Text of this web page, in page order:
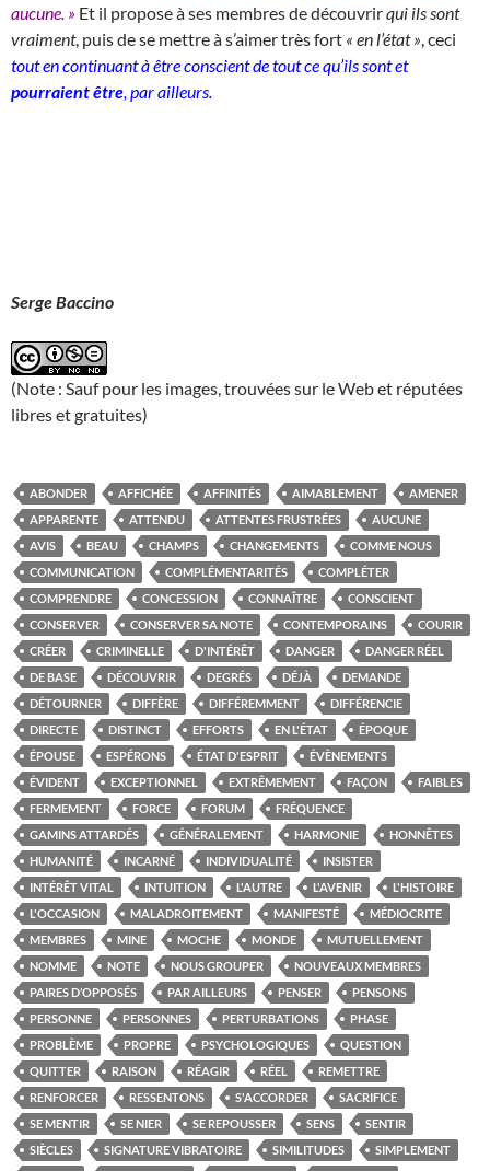
aucune. » Et il propose à ses membres de découvrirqui ils sont
vraiment, puis de se mettre à s’aimer très fort « en l’état » , ceci
tout en continuant à être conscient de tout ce qu’ils sont et
pourraient être , par ailleurs.
Serge Baccino
(Note : Sauf pour les images, trouvées sur le Web et réputées
libres et gratuites)
ABONDER AFFICHÉE AFFINITÉS AIMABLEMENT
AMENER
APPARENTE
ATTENDU ATTENTES FRUSTRÉES
AUCUNE
AVIS
BEAU CHAMPS CHANGEMENTS
COMME NOUS
COMMUNICATION
COMPLÉMENTARITÉS
COMPLÉTER
COMPRENDRE
CONCESSION CONNAÎTRE
CONSCIENT
CONSERVER
CONSERVER SA NOTE CONTEMPORAINS
COURIR
CRÉER
CRIMINELLE D'INTÉRÊT DANGER
DANGER RÉEL
DE BASE
DÉCOUVRIR DEGRÉS DÉJÀ
DEMANDE
DÉTOURNER
DIFFÈRE DIFFÉREMMENT
DIFFÉRENCIE
DIRECTE
DISTINCT EFFORTS EN L'ÉTAT
ÉPOQUE
ÉPOUSE
ESPÉRONS ÉTAT D'ESPRIT
ÉVÈNEMENTS
ÉVIDENT
EXCEPTIONNEL EXTRÊMEMENT FAÇON
FAIBLES
FERMEMENT
FORCE FORUM
FRÉQUENCE
GAMINS ATTARDÉS
GÉNÉRALEMENT HARMONIE
HONNÊTES
HUMANITÉ
INCARNÉ INDIVIDUALITÉ
INSISTER
INTÉRÊT VITAL
INTUITION L'AUTRE L'AVENIR
L'HISTOIRE
L'OCCASION
MALADROITEMENT MANIFESTÉ
MÉDIOCRITE
MEMBRES
MINE MOCHE MONDE
MUTUELLEMENT
NOMME
NOTE NOUS GROUPER
NOUVEAUX MEMBRES
PAIRES D’OPPOSÉS
PAR AILLEURS PENSER
PENSONS
PERSONNE
PERSONNES PERTURBATIONS
PHASE
PROBLÈME
PROPRE PSYCHOLOGIQUES
QUESTION
QUITTER
RAISON RÉAGIR RÉEL
REMETTRE
RENFORCER
RESSENTONS S'ACCORDER
SACRIFICE
SE MENTIR
SE NIER SE REPOUSSER SENS
SENTIR
SIÈCLES
SIGNATURE VIBRATOIRE SIMILITUDES
SIMPLEMENT